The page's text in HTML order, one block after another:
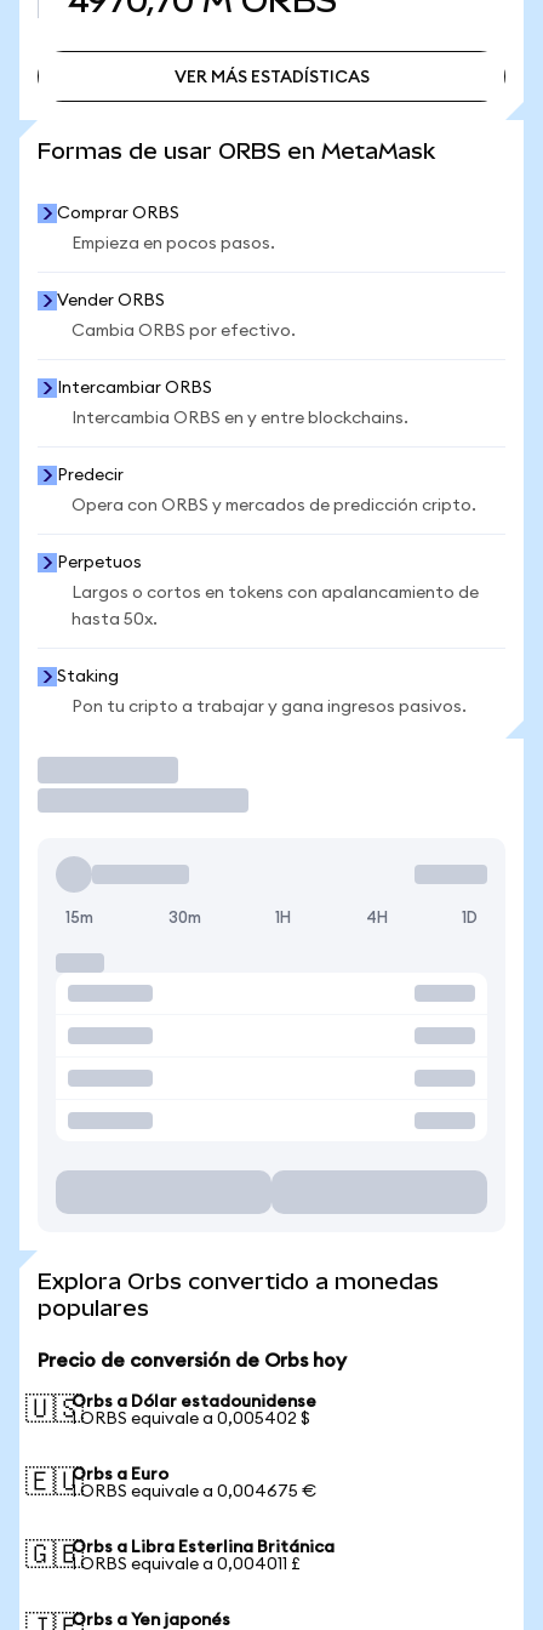
VER MÁS ESTADÍSTICAS
Formas de usar ORBS en MetaMask
Comprar ORBS
Empieza en pocos pasos.
Vender ORBS
Cambia ORBS por efectivo.
Intercambiar ORBS
Intercambia ORBS en y entre blockchains.
Predecir
Opera con ORBS y mercados de predicción cripto.
Perpetuos
Largos o cortos en tokens con apalancamiento de
hasta 50x.
Staking
Pon tu cripto a trabajar y gana ingresos pasivos.
15m 30m 1H 4H 1D
Explora Orbs convertido a monedas
populares
Precio de conversión de Orbs hoy
🇺🇸Orbs a Dólar estadounidense
1 ORBS equivale a 0,005402 $
🇪🇺Orbs a Euro
1 ORBS equivale a 0,004675 €
🇬🇧Orbs a Libra Esterlina Británica
1 ORBS equivale a 0,004011 £
Orbs a Yen japonés